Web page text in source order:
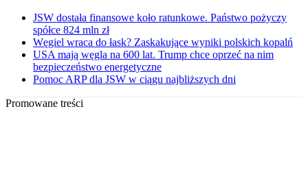
JSW dostała finansowe koło ratunkowe. Państwo pożyczy
spółce 824 mln zł
Węgiel wraca do łask? Zaskakujące wyniki polskich kopalń
USA mają węgla na 600 lat. Trump chce oprzeć na nim
bezpieczeństwo energetyczne
Pomoc ARP dla JSW w ciągu najbliższych dni
Promowane treści